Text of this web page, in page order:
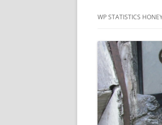
WP STATISTICS